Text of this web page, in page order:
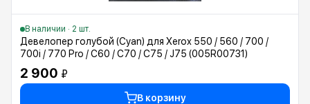
В наличии · 2 шт.
Девелопер голубой (Cyan) для Xerox 550 / 560 / 700 /
700i / 770 Pro / C60 / C70 / C75 / J75 (005R00731)
2 900 ₽
В корзину